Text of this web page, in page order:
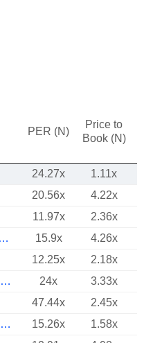
PER (N)
Price to
Book (N)
24.27x 1.11x
20.56x
4.22x
11.97x
2.36x
GRUPO MÉXICO, S.A.B. DE C.V.
15.9x
4.26x
12.25x
2.18x
SAUDI ARABIAN MINING COMPANY (MAADEN)
24x
3.33x
47.44x
2.45x
TECK RESOURCES LIMITED
15.26x
1.58x